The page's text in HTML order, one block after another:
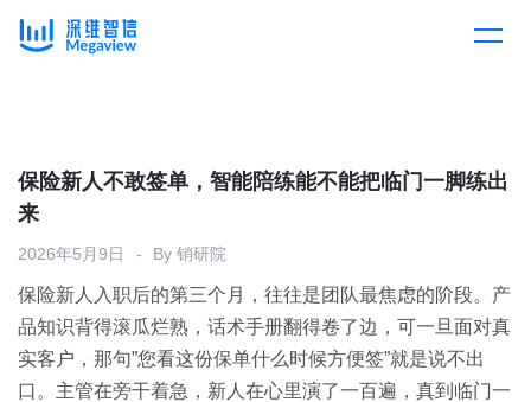
产品总览
产品集成
下载客户端
解决方案
按行业
消费医疗
客户案例
开放平台
定价
保险新人不敢签单，智能陪练能不能把临门一脚练出
来
2026年5月9日 By 销研院
保险新人入职后的第三个月，往往是团队最焦虑的阶段。产
品知识背得滚瓜烂熟，话术手册翻得卷了边，可一旦面对真
实客户，那句”您看这份保单什么时候方便签”就是说不出
口。主管在旁干着急，新人在心里演了一百遍，真到临门一